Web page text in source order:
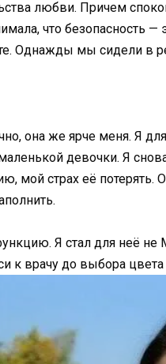
любви. Причем
что безопасность —
Однажды мы сидели в
она же ярче меня. Я для
девочки. Я
мой страх её потерять.
Я стал для неё
к врачу до выбора цвета